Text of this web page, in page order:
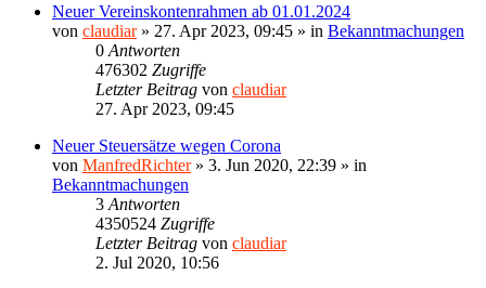
Neuer Vereinskontenrahmen ab 01.01.2024
von claudiar» 27. Apr 2023, 09:45 » in Bekanntmachungen
0 Antworten
476302 Zugriffe
Letzter Beitrag von claudiar
27. Apr 2023, 09:45
Neuer Steuersätze wegen Corona
von ManfredRichter» 3. Jun 2020, 22:39 » in
Bekanntmachungen
3 Antworten
4350524 Zugriffe
Letzter Beitrag von claudiar
2. Jul 2020, 10:56